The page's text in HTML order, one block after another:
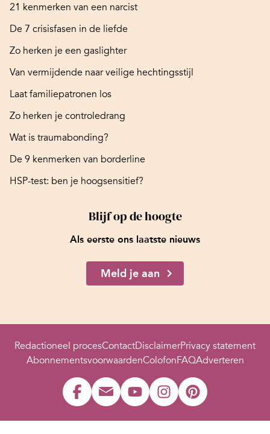
21 kenmerken van een narcist
De 7 crisisfasen in de liefde
Zo herken je een gaslighter
Van vermijdende naar veilige hechtingsstijl
Laat familiepatronen los
Zo herken je controledrang
Wat is traumabonding?
De 9 kenmerken van borderline
HSP-test: ben je hoogsensitief?
Blijf op de hoogte
Als eerste ons laatste nieuws
Meld je aan
Redactioneel procesContactDisclaimerPrivacy statement
AbonnementsvoorwaardenColofonFAQAdverteren